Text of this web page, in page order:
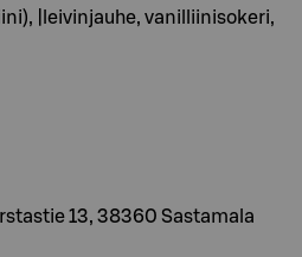
|leivinjauhe, vanilliinisokeri,
13, 38360 Sastamala